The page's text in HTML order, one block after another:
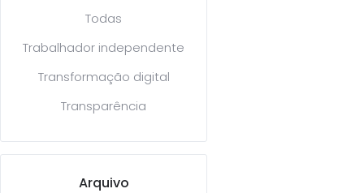
Todas
Trabalhador independente
Transformação digital
Transparência
Arquivo